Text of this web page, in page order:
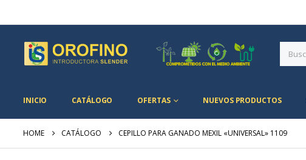
INICIO CATÁLOGO OFERTAS NUEVOS PRODUCTOS
HOME CATÁLOGO CEPILLO PARA GANADO MEXIL «UNIVERSAL» 1109